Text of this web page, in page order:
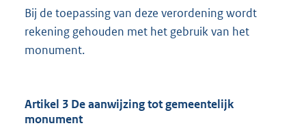
Bij de toepassing van deze verordening wordt
rekening gehouden met het gebruik van het
monument.
Artikel 3 De aanwijzing tot gemeentelijk
monument